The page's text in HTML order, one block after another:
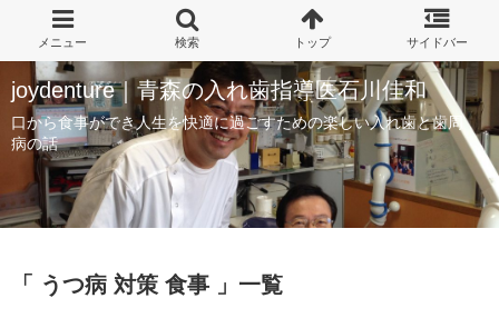
joydenture｜青森の入れ歯指導医石川佳和
口から食事ができ人生を快適に過ごすための楽しい入れ歯と歯周
病の話
「 うつ病 対策 食事 」一覧